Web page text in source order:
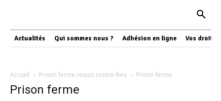
Actualités Qui sommes nous ? Adhésion en ligne Vos droits
Accueil Prison ferme requis contre Ikea Prison ferme
Prison ferme